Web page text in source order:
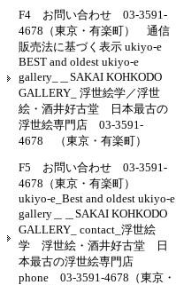
F4 お問い合わせ 03-3591-
4678（東京・有楽町） 通信
販売法に基づく表示 ukiyo-e
BEST and oldest ukiyo-e
gallery_＿SAKAI KOHKODO
GALLERY_ 浮世絵学／浮世
絵・酒井好古堂 日本最古の
浮世絵専門店 03-3591-
4678 （東京・有楽町）
F5 お問い合わせ 03-3591-
4678（東京・有楽町）
ukiyo-e_Best and oldest ukiyo-e
gallery＿＿SAKAI KOHKODO
GALLERY_ contact_浮世絵
学 浮世絵・酒井好古堂 日
本最古の浮世絵専門店
phone 03-3591-4678（東京・